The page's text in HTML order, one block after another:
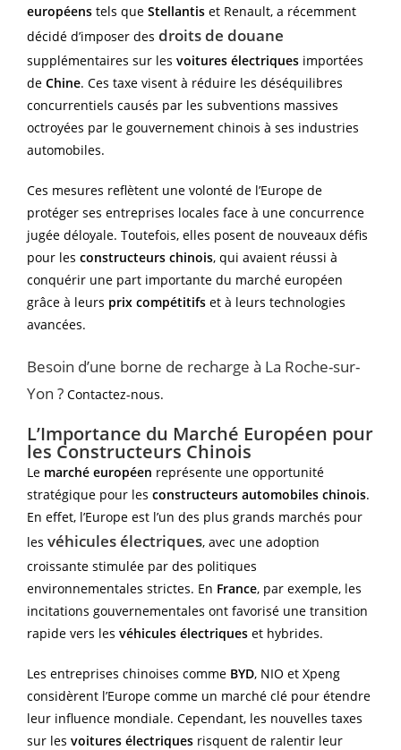
européens tels que Stellantis et Renault, a récemment
décidé d’imposer des droits de douane
supplémentaires sur les voitures électriques importées
de Chine. Ces taxe visent à réduire les déséquilibres
concurrentiels causés par les subventions massives
octroyées par le gouvernement chinois à ses industries
automobiles.
Ces mesures reflètent une volonté de l’Europe de
protéger ses entreprises locales face à une concurrence
jugée déloyale. Toutefois, elles posent de nouveaux défis
pour les constructeurs chinois, qui avaient réussi à
conquérir une part importante du marché européen
grâce à leurs prix compétitifs et à leurs technologies
avancées.
Besoin d’une borne de recharge à La Roche-sur-
Yon ? Contactez-nous.
L’Importance du Marché Européen pour
les Constructeurs Chinois
Le marché européen représente une opportunité
stratégique pour les constructeurs automobiles chinois.
En effet, l’Europe est l’un des plus grands marchés pour
les véhicules électriques, avec une adoption
croissante stimulée par des politiques
environnementales strictes. En France, par exemple, les
incitations gouvernementales ont favorisé une transition
rapide vers les véhicules électriques et hybrides.
Les entreprises chinoises comme BYD, NIO et Xpeng
considèrent l’Europe comme un marché clé pour étendre
leur influence mondiale. Cependant, les nouvelles taxes
sur les voitures électriques risquent de ralentir leur